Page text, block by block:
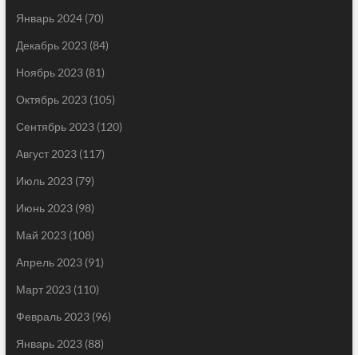
Январь 2024(70)
Декабрь 2023(84)
Ноябрь 2023(81)
Октябрь 2023(105)
Сентябрь 2023(120)
Август 2023(117)
Июль 2023(79)
Июнь 2023(98)
Май 2023(108)
Апрель 2023(91)
Март 2023(110)
Февраль 2023(96)
Январь 2023(88)